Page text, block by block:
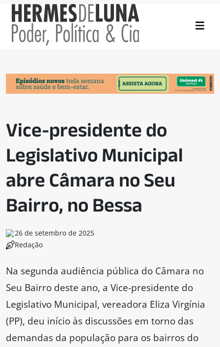
Vice-presidente do
Legislativo Municipal
abre Câmara no Seu
Bairro, no Bessa
26 de setembro de 2025
Redação
Na segunda audiência pública do Câmara no
Seu Bairro deste ano, a Vice-presidente do
Legislativo Municipal, vereadora Eliza Virgínia
(PP), deu início às discussões em torno das
demandas da população para os bairros do